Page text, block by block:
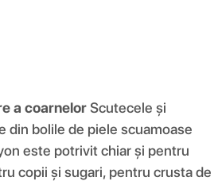
a coarnelorScutecele și
din bolile de piele scuamoase
este potrivit chiar și pentru
copii și sugari, pentru crusta de